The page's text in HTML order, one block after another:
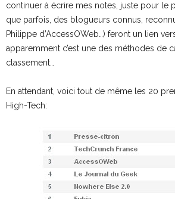
continuer à écrire mes notes, juste pour le
que parfois, des blogueurs connus,
Philippe d’AccessOWeb…) feront un lien
apparemment c’est une des méthodes de
classement…
En attendant, voici tout de même les 20
High-Tech: